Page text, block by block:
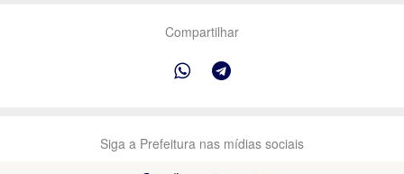
Compartilhar
Siga a Prefeitura nas mídias sociais